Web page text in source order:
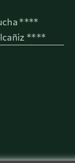
****
****